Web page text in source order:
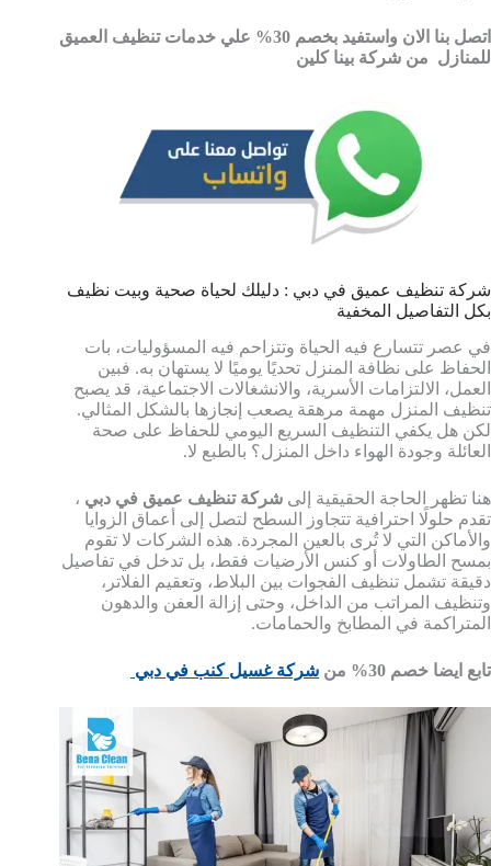
اتصل بنا الان واستفيد بخصم 30% علي خدمات تنظيف العميق
للمنازل من شركة بينا كلين
شركة تنظيف عميق في دبي : دليلك لحياة صحية وبيت نظيف
بكل التفاصيل المخفية
في عصر تتسارع فيه الحياة وتتزاحم فيه المسؤوليات، بات
الحفاظ على نظافة المنزل تحديًا يوميًا لا يستهان به. فبين
العمل، الالتزامات الأسرية، والانشغالات الاجتماعية، قد يصبح
تنظيف المنزل مهمة مرهقة يصعب إنجازها بالشكل المثالي.
لكن هل يكفي التنظيف السريع اليومي للحفاظ على صحة
العائلة وجودة الهواء داخل المنزل؟ بالطبع لا.
هنا تظهر الحاجة الحقيقية إلى شركة تنظيف عميق في دبي ،
تقدم حلولًا احترافية تتجاوز السطح لتصل إلى أعماق الزوايا
والأماكن التي لا تُرى بالعين المجردة. هذه الشركات لا تقوم
بمسح الطاولات أو كنس الأرضيات فقط، بل تدخل في تفاصيل
دقيقة تشمل تنظيف الفجوات بين البلاط، وتعقيم الفلاتر،
وتنظيف المراتب من الداخل، وحتى إزالة العفن والدهون
المتراكمة في المطابخ والحمامات.
تابع ايضا خصم 30% من شركة غسيل كنب في دبي